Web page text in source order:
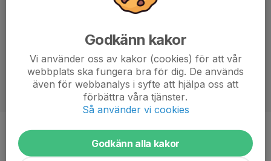
Position
Ålder
8 år
Godkänn kakor
Vi använder oss av kakor (cookies) för att vår
webbplats ska fungera bra för dig. De används
även för webbanalys i syfte att hjälpa oss att
förbättra våra tjänster.
Så använder vi cookies
Godkänn alla kakor